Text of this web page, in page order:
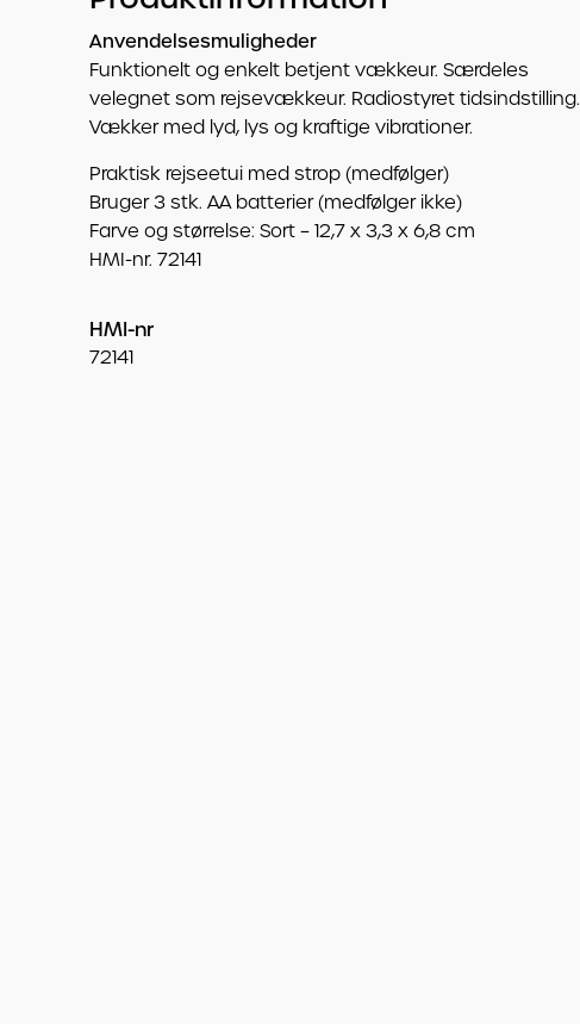
Anvendelsesmuligheder
Funktionelt og enkelt betjent vækkeur. Særdeles
velegnet som rejsevækkeur. Radiostyret tidsindstilling.
Vækker med lyd, lys og kraftige vibrationer.
Praktisk rejseetui med strop (medfølger)
Bruger 3 stk. AA batterier (medfølger ikke)
Farve og størrelse: Sort – 12,7 x 3,3 x 6,8 cm
HMI-nr. 72141
HMI-nr
72141